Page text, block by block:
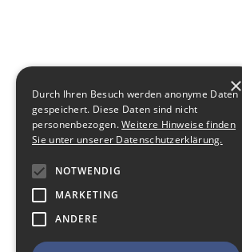
×
Durch Ihren Besuch werden anonyme Daten
gespeichert. Diese Daten sind nicht
personenbezogen.Weitere Hinweise finden
Sie unter unserer Datenschutzerklärung.
NOTWENDIG
MARKETING
ANDERE